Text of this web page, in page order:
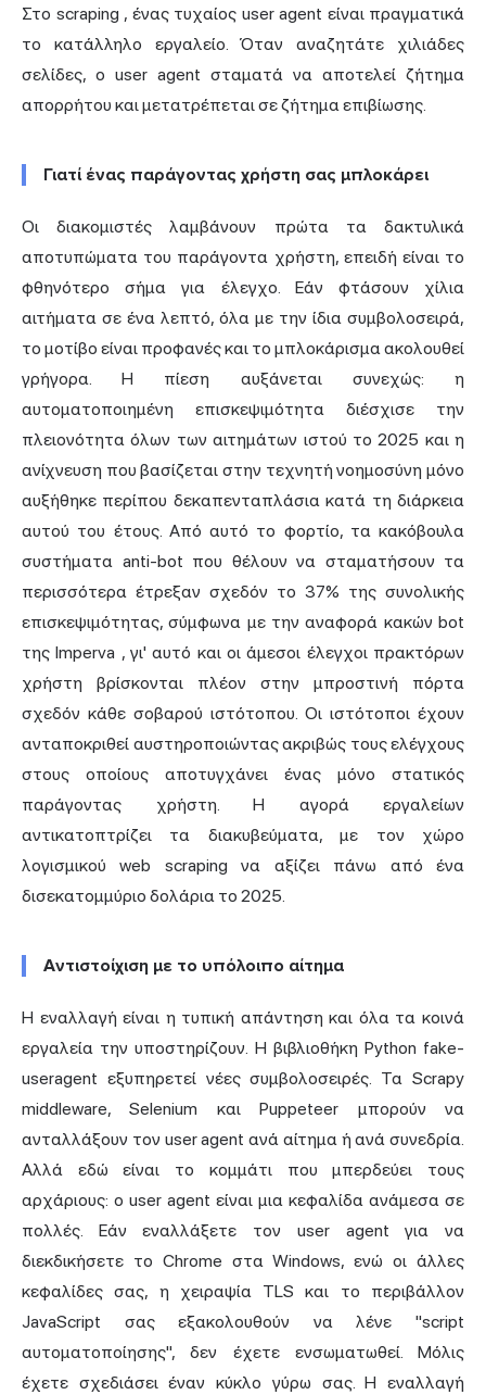
Στο scraping , ένας τυχαίος user agent είναι πραγματικά
το κατάλληλο εργαλείο. Όταν αναζητάτε χιλιάδες
σελίδες, ο user agent σταματά να αποτελεί ζήτημα
απορρήτου και μετατρέπεται σε ζήτημα επιβίωσης.
Γιατί ένας παράγοντας χρήστη σας μπλοκάρει
Οι διακομιστές λαμβάνουν πρώτα τα δακτυλικά
αποτυπώματα του παράγοντα χρήστη, επειδή είναι το
φθηνότερο σήμα για έλεγχο. Εάν φτάσουν χίλια
αιτήματα σε ένα λεπτό, όλα με την ίδια συμβολοσειρά,
το μοτίβο είναι προφανές και το μπλοκάρισμα ακολουθεί
γρήγορα. Η πίεση αυξάνεται συνεχώς: η
αυτοματοποιημένη επισκεψιμότητα διέσχισε την
πλειονότητα όλων των αιτημάτων ιστού το 2025 και η
ανίχνευση που βασίζεται στην τεχνητή νοημοσύνη μόνο
αυξήθηκε περίπου δεκαπενταπλάσια κατά τη διάρκεια
αυτού του έτους. Από αυτό το φορτίο, τα κακόβουλα
συστήματα anti-bot που θέλουν να σταματήσουν τα
περισσότερα έτρεξαν σχεδόν το 37% της συνολικής
επισκεψιμότητας, σύμφωνα με την αναφορά κακών bot
της Imperva , γι' αυτό και οι άμεσοι έλεγχοι πρακτόρων
χρήστη βρίσκονται πλέον στην μπροστινή πόρτα
σχεδόν κάθε σοβαρού ιστότοπου. Οι ιστότοποι έχουν
ανταποκριθεί αυστηροποιώντας ακριβώς τους ελέγχους
στους οποίους αποτυγχάνει ένας μόνο στατικός
παράγοντας χρήστη. Η αγορά εργαλείων
αντικατοπτρίζει τα διακυβεύματα, με τον χώρο
λογισμικού web scraping να αξίζει πάνω από ένα
δισεκατομμύριο δολάρια το 2025.
Αντιστοίχιση με το υπόλοιπο αίτημα
Η εναλλαγή είναι η τυπική απάντηση και όλα τα κοινά
εργαλεία την υποστηρίζουν. Η βιβλιοθήκη Python fake-
useragent εξυπηρετεί νέες συμβολοσειρές. Τα Scrapy
middleware, Selenium και Puppeteer μπορούν να
ανταλλάξουν τον user agent ανά αίτημα ή ανά συνεδρία.
Αλλά εδώ είναι το κομμάτι που μπερδεύει τους
αρχάριους: ο user agent είναι μια κεφαλίδα ανάμεσα σε
πολλές. Εάν εναλλάξετε τον user agent για να
διεκδικήσετε το Chrome στα Windows, ενώ οι άλλες
κεφαλίδες σας, η χειραψία TLS και το περιβάλλον
JavaScript σας εξακολουθούν να λένε "script
αυτοματοποίησης", δεν έχετε ενσωματωθεί. Μόλις
έχετε σχεδιάσει έναν κύκλο γύρω σας. Η εναλλαγή